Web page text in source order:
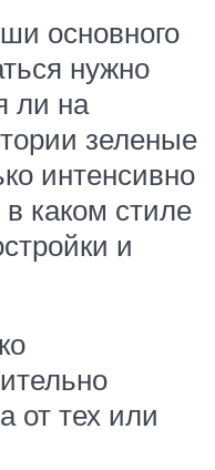
основного
нужно
ли на
зеленые
интенсивно
каком стиле
и
от тех или